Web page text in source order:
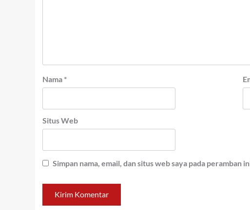
Nama *
Situs Web
Simpan nama, email, dan situs web saya pada peramban